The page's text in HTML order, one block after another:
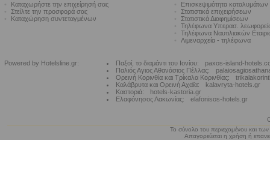
Καταχωρήστε την επιχείρησή σας
Στείλτε την προσφορά σας
Καταχώρηση συντεταγμένων
Επισκεψιμότητα καταλυμάτων
Στατιστικά επιχειρήσεων
Στατιστικά Διαφημίσεων
Τηλέφωνα Υπερασ.
Τηλέφωνα Ναυτιλιακών
Λιμεναρχεία - τηλέφωνα
Powered by Hotelsline.gr: Παξοί, το διαμάντι του Ιονίου:
paxos-island-
Παλιός Αγιος Αθανάσιος Πέλλας:
Ορεινή Κορινθία και Τρίκαλα Κορινθίας:
Καλάβρυτα και Ορεινή Αχαϊα:
kalavryta-hotels.gr
Καστοριά:
hotels-kastoria.gr
Ελαφόνησος Λακωνίας:
elafonisos-hotels.gr
Το σύνολο του περιεχομένου και
Απαγορεύεται η χρήση ή